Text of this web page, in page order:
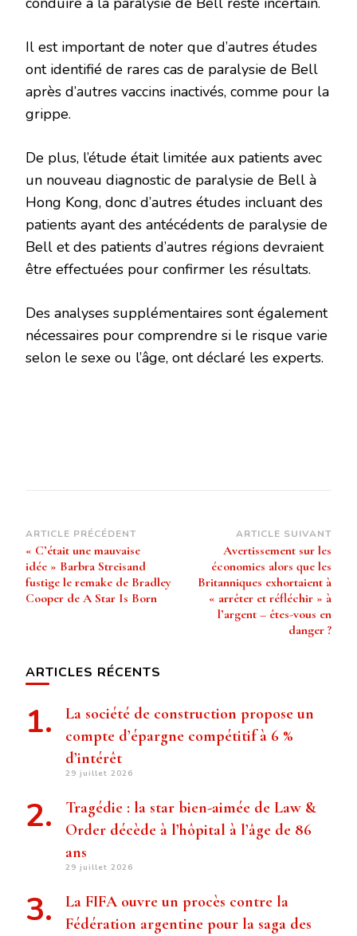
Il est important de noter que d’autres études
ont identifié de rares cas de paralysie de Bell
après d’autres vaccins inactivés, comme pour la
grippe.
De plus, l’étude était limitée aux patients avec
un nouveau diagnostic de paralysie de Bell à
Hong Kong, donc d’autres études incluant des
patients ayant des antécédents de paralysie de
Bell et des patients d’autres régions devraient
être effectuées pour confirmer les résultats.
Des analyses supplémentaires sont également
nécessaires pour comprendre si le risque varie
selon le sexe ou l’âge, ont déclaré les experts.
Navigation
d’article
ARTICLE PRÉCÉDENT
« C’était une mauvaise
idée » Barbra Streisand
fustige le remake de Bradley
Cooper de A Star Is Born
ARTICLE SUIVANT
Avertissement sur les
économies alors que les
Britanniques exhortaient à
« arrêter et réfléchir » à
l’argent – ​​êtes-vous en
danger ?
ARTICLES RÉCENTS
La société de construction propose un
compte d’épargne compétitif à 6 %
d’intérêt
29 juillet 2026
Tragédie : la star bien-aimée de Law &
Order décède à l’hôpital à l’âge de 86
ans
29 juillet 2026
La FIFA ouvre un procès contre la
Fédération argentine pour la saga des